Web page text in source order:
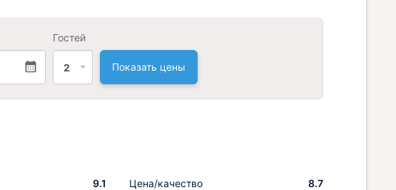
Гостей
2 Показать цены
9.1 Цена/качество 8.7